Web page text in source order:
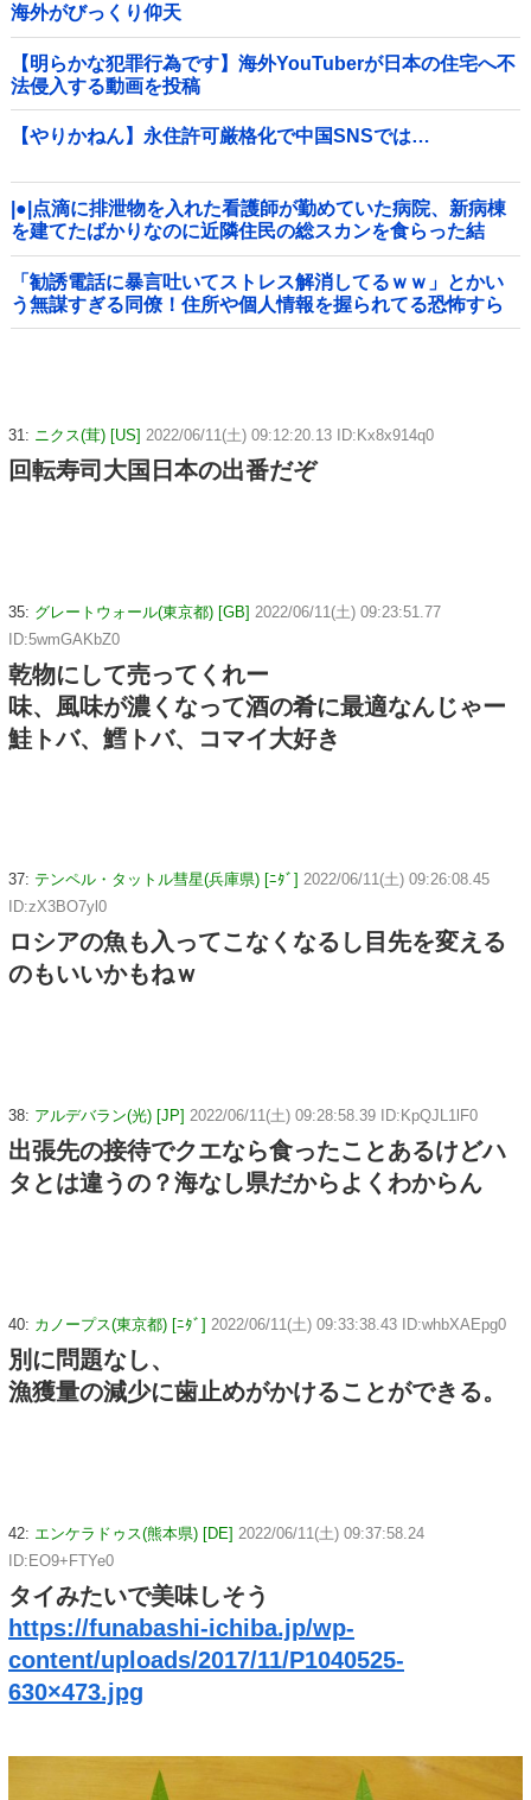
海外がびっくり仰天
【明らかな犯罪行為です】海外YouTuberが日本の住宅へ不
法侵入する動画を投稿
【やりかねん】永住許可厳格化で中国SNSでは…
|●|点滴に排泄物を入れた看護師が勤めていた病院、新病棟
を建てたばかりなのに近隣住民の総スカンを食らった結
果……
「勧誘電話に暴言吐いてストレス解消してるｗｗ」とかい
う無謀すぎる同僚！住所や個人情報を握られてる恐怖すら
理解できない頭の弱さに絶句
31: ニクス(茸) [US] 2022/06/11(土) 09:12:20.13 ID:Kx8x914q0
回転寿司大国日本の出番だぞ
35: グレートウォール(東京都) [GB] 2022/06/11(土) 09:23:51.77
ID:5wmGAKbZ0
乾物にして売ってくれー
味、風味が濃くなって酒の肴に最適なんじゃー
鮭トバ、鱈トバ、コマイ大好き
37: テンペル・タットル彗星(兵庫県) [ﾆﾀﾞ] 2022/06/11(土) 09:26:08.45
ID:zX3BO7yl0
ロシアの魚も入ってこなくなるし目先を変える
のもいいかもねｗ
38: アルデバラン(光) [JP] 2022/06/11(土) 09:28:58.39 ID:KpQJL1lF0
出張先の接待でクエなら食ったことあるけどハ
タとは違うの？海なし県だからよくわからん
40: カノープス(東京都) [ﾆﾀﾞ] 2022/06/11(土) 09:33:38.43 ID:whbXAEpg0
別に問題なし、
漁獲量の減少に歯止めがかけることができる。
42: エンケラドゥス(熊本県) [DE] 2022/06/11(土) 09:37:58.24
ID:EO9+FTYe0
タイみたいで美味しそう
https://funabashi-ichiba.jp/wp-
content/uploads/2017/11/P1040525-
630×473.jpg